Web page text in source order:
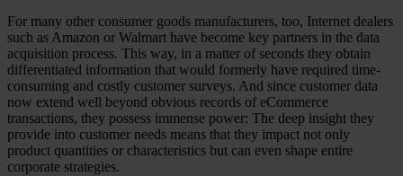
For many other consumer goods manufacturers, too, Internet dealers
such as Amazon or Walmart have become key partners in the data
acquisition process. This way, in a matter of seconds they obtain
differentiated information that would formerly have required time-
consuming and costly customer surveys. And since customer data
now extend well beyond obvious records of eCommerce
transactions, they possess immense power: The deep insight they
provide into customer needs means that they impact not only
product quantities or characteristics but can even shape entire
corporate strategies.